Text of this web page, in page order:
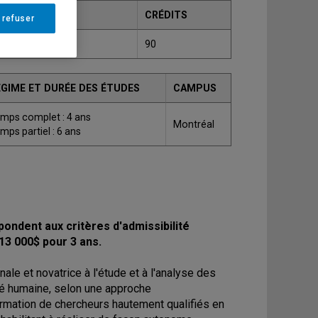
CRÉDITS
90
ET DURÉE DES ÉTUDES CAMPUS
complet : 4 ans
partiel : 6 ans
Montréal
aux critères d'admissibilité
000$ pour 3 ans.
et novatrice à l'étude et à l'analyse des
selon une approche
de chercheurs hautement qualifiés en
refuser